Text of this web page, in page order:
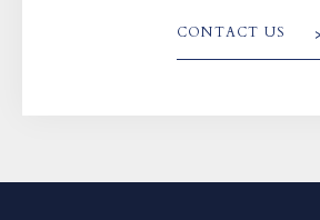
CONTACT US